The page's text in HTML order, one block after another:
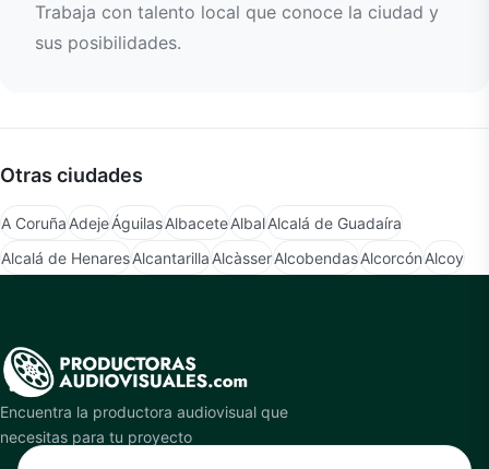
Trabaja con talento local que conoce la ciudad y
sus posibilidades.
Otras ciudades
A CoruñaAdejeÁguilasAlbaceteAlbalAlcalá de Guadaíra
Alcalá de HenaresAlcantarillaAlcàsserAlcobendasAlcorcónAlcoy
Encuentra la productora audiovisual que
necesitas para tu proyecto